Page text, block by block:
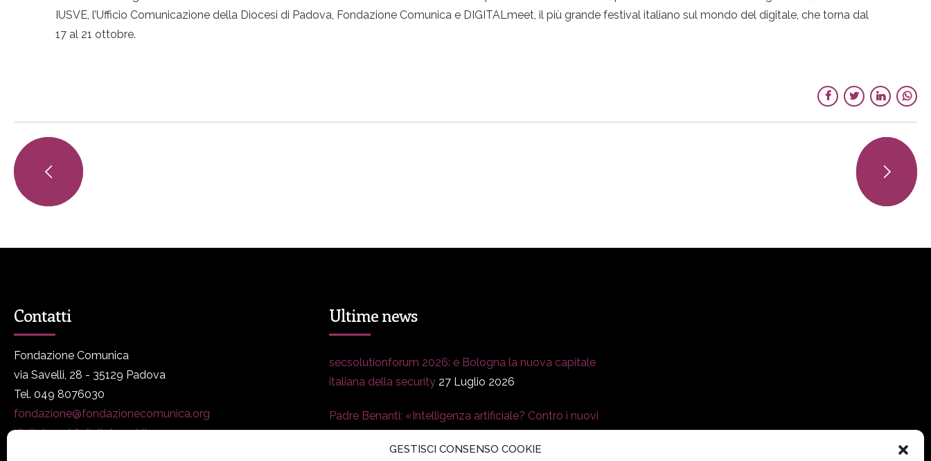
GESTISCI CONSENSO COOKIE
IUSVE, l’Ufficio Comunicazione della Diocesi di Padova, Fondazione Comunica e DIGITALmeet, il più grande festival italiano sul mondo del digitale, che torna dal
17 al 21 ottobre.
Contatti
Fondazione Comunica
via Savelli, 28 - 35129 Padova
Tel. 049 8076030
fondazione@fondazionecomunica.org
digitalmeet@digitalmeet.it
Ultime news
secsolutionforum 2026: è Bologna la nuova capitale
italiana della security 27 Luglio 2026
Padre Benanti: «Intelligenza artificiale? Contro i nuovi
21 Luglio 2026